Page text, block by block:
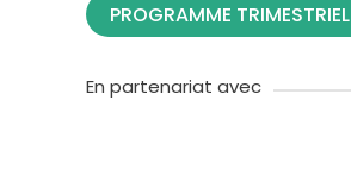
PROGRAMME TRIMESTRIEL
En partenariat avec